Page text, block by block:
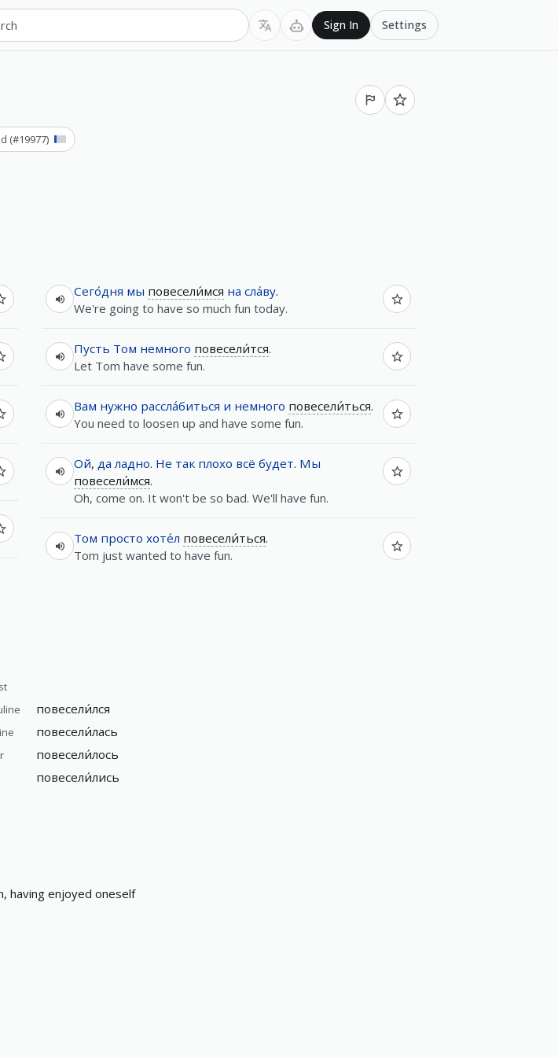
Sign In Settings
(#19977)
Сего́дня мы повесели́мся на сла́ву.
We're going to have so much fun today.
Пусть Том немного повесели́тся.
Let Tom have some fun.
Вам нужно рассла́биться и немного повесели́ться.
You need to loosen up and have some fun.
Ой, да ладно. Не так плохо всё будет. Мы
повесели́мся.
Oh, come on. It won't be so bad. We'll have fun.
Том просто хоте́л повесели́ться.
Tom just wanted to have fun.
повесели́лся
повесели́лась
повесели́лось
повесели́лись
having enjoyed oneself